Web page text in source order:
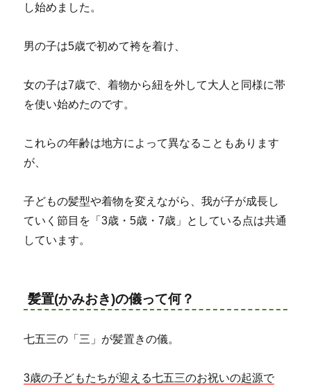
し始めました。
男の子は5歳で初めて袴を着け、
女の子は7歳で、着物から紐を外して大人と同様に帯
を使い始めたのです。
これらの年齢は地方によって異なることもあります
が、
子どもの髪型や着物を変えながら、我が子が成長し
ていく節目を「3歳・5歳・7歳」としている点は共通
しています。
髪置(かみおき)の儀って何？
七五三の「三」が髪置きの儀。
3歳の子どもたちが迎える七五三のお祝いの起源で